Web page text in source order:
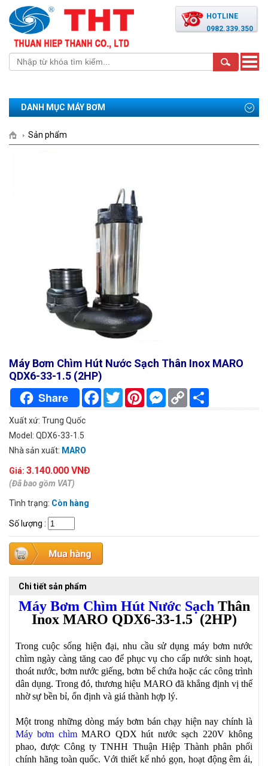
HOTLINE
0982.339.350
Toggle
DANH MỤC MÁY BƠM
Sản phẩm
Máy Bơm Chìm Hút Nước Sạch Thân Inox MARO
QDX6-33-1.5 (2HP)
Share FacebookTwitterPinterestMessenger
Copy
Link
Xuất xứ: Trung Quốc
Model: QDX6-33-1.5
Nhà sản xuất: MARO
Giá: 3.140.000 VNĐ
(Đã bao gồm VAT)
Tình trạng: Còn hàng
Số lượng :
Chi tiết sản phẩm
Máy Bơm Chìm Hút Nước SạchThân
Inox MARO QDX6-33-1.5 (2HP)
Trong cuộc sống hiện đại, nhu cầu sử dụng máy bơm nước
chìm ngày càng tăng cao để phục vụ cho cấp nước sinh hoạt,
thoát nước, bơm nước giếng, bơm bể chứa hoặc các công trình
dân dụng. Trong đó, thương hiệu MARO đã khẳng định vị thế
nhờ sự bền bỉ, ổn định và giá thành hợp lý.
Một trong những dòng máy bơm bán chạy hiện nay chính là
Máy bơm chìmMARO QDX hút nước sạch 220V không
phao, được Công ty TNHH Thuận Hiệp Thành phân phối
chính hãng toàn quốc. Với thiết kế nhỏ gọn, hoạt động êm ái,